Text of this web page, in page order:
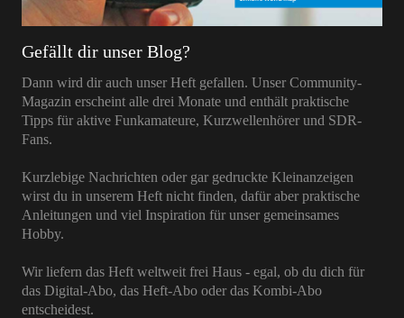
Gefällt dir unser Blog?
Dann wird dir auch unser Heft gefallen. Unser Community-
Magazin erscheint alle drei Monate und enthält praktische
Tipps für aktive Funkamateure, Kurzwellenhörer und SDR-
Fans.
Kurzlebige Nachrichten oder gar gedruckte Kleinanzeigen
wirst du in unserem Heft nicht finden, dafür aber praktische
Anleitungen und viel Inspiration für unser gemeinsames
Hobby.
Wir liefern das Heft weltweit frei Haus - egal, ob du dich für
das Digital-Abo, das Heft-Abo oder das Kombi-Abo
entscheidest.